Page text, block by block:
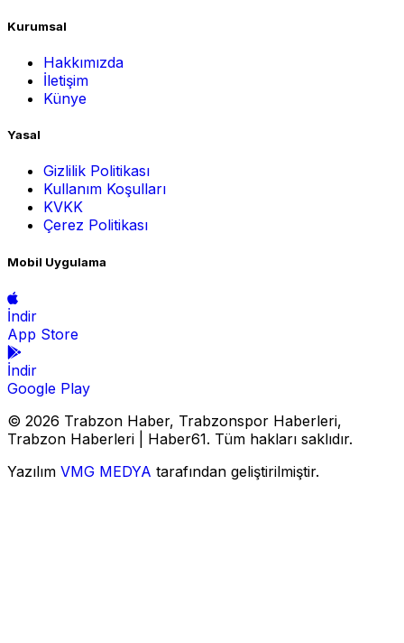
Kurumsal
Hakkımızda
İletişim
Künye
Yasal
Gizlilik Politikası
Kullanım Koşulları
KVKK
Çerez Politikası
Mobil Uygulama
İndir
App Store
İndir
Google Play
© 2026 Trabzon Haber, Trabzonspor Haberleri,
Trabzon Haberleri | Haber61. Tüm hakları saklıdır.
Yazılım VMG MEDYA tarafından geliştirilmiştir.